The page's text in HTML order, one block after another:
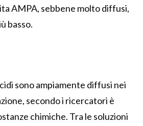
AMPA, sebbene molto diffusi,
basso.
sono ampiamente diffusi nei
secondo i ricercatori è
chimiche. Tra le soluzioni